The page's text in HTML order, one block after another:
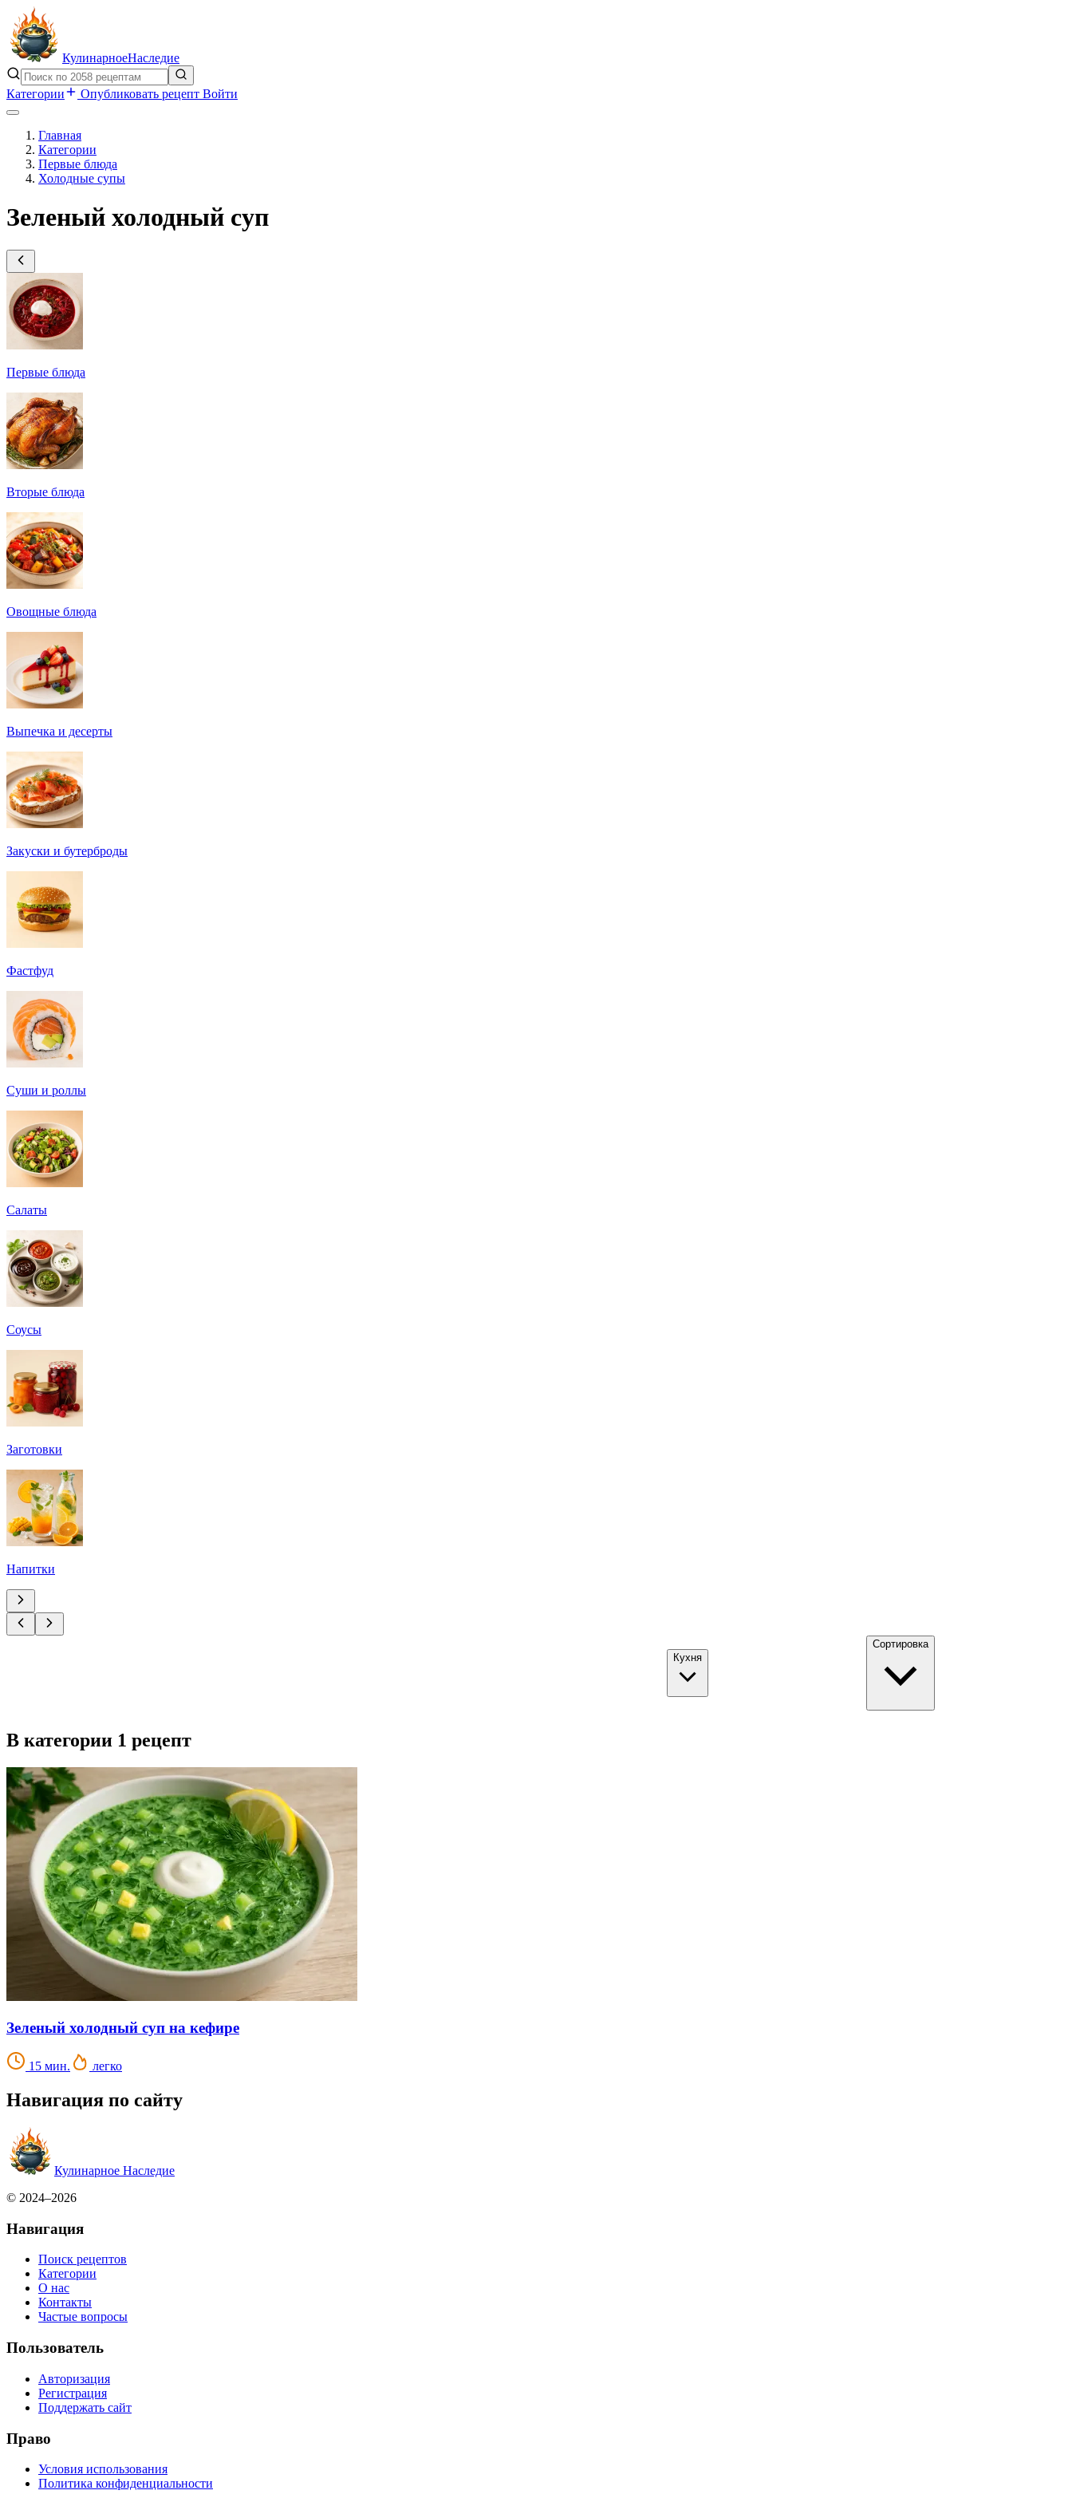
КулинарноеНаследие
Категории Опубликовать рецепт Войти
Главная
Категории
Первые блюда
Холодные супы
Зеленый холодный суп
Первые блюда
Вторые блюда
Овощные блюда
Выпечка и десерты
Закуски и бутерброды
Фастфуд
Суши и роллы
Салаты
Соусы
Заготовки
Напитки
Кухня
Сортировка
В категории 1 рецепт
Зеленый холодный суп на кефире
15 мин. легко
Навигация по сайту
Кулинарное Наследие
© 2024–2026
Навигация
Поиск рецептов
Категории
О нас
Контакты
Частые вопросы
Пользователь
Авторизация
Регистрация
Поддержать сайт
Право
Условия использования
Политика конфиденциальности